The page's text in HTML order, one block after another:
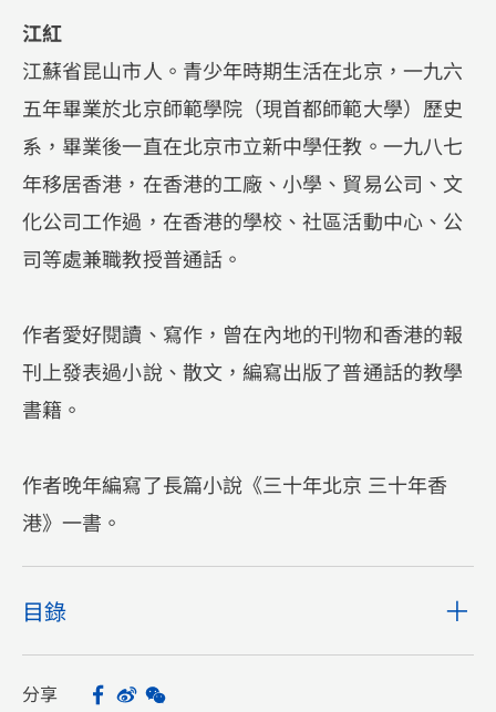
江紅
江蘇省昆山市人。青少年時期生活在北京，一九六
五年畢業於北京師範學院（現首都師範大學）歷史
系，畢業後一直在北京市立新中學任教。一九八七
年移居香港，在香港的工廠、小學、貿易公司、文
化公司工作過，在香港的學校、社區活動中心、公
司等處兼職教授普通話。
作者愛好閱讀、寫作，曾在內地的刊物和香港的報
刊上發表過小說、散文，編寫出版了普通話的教學
書籍。
作者晚年編寫了長篇小說《三十年北京 三十年香
港》一書。
目錄
分享 Facebook
Sina Weibo
WeChat